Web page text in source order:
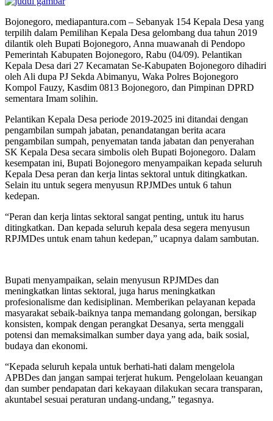
Bojonegoro, mediapantura.com – Sebanyak 154 Kepala Desa yang
terpilih dalam Pemilihan Kepala Desa gelombang dua tahun 2019
dilantik oleh Bupati Bojonegoro, Anna muawanah di Pendopo
Pemerintah Kabupaten Bojonegoro, Rabu (04/09). Pelantikan
Kepala Desa dari 27 Kecamatan Se-Kabupaten Bojonegoro dihadiri
oleh Ali dupa PJ Sekda Abimanyu, Waka Polres Bojonegoro
Kompol Fauzy, Kasdim 0813 Bojonegoro, dan Pimpinan DPRD
sementara Imam solihin.
Pelantikan Kepala Desa periode 2019-2025 ini ditandai dengan
pengambilan sumpah jabatan, penandatangan berita acara
pengambilan sumpah, penyematan tanda jabatan dan penyerahan
SK Kepala Desa secara simbolis oleh Bupati Bojonegoro. Dalam
kesempatan ini, Bupati Bojonegoro menyampaikan kepada seluruh
Kepala Desa peran dan kerja lintas sektoral untuk ditingkatkan.
Selain itu untuk segera menyusun RPJMDes untuk 6 tahun
kedepan.
“Peran dan kerja lintas sektoral sangat penting, untuk itu harus
ditingkatkan. Dan kepada seluruh kepala desa segera menyusun
RPJMDes untuk enam tahun kedepan,” ucapnya dalam sambutan.
Bupati menyampaikan, selain menyusun RPJMDes dan
meningkatkan lintas sektoral, juga harus meningkatkan
profesionalisme dan kedisiplinan. Memberikan pelayanan kepada
masyarakat sebaik-baiknya tanpa memandang golongan, bersikap
konsisten, kompak dengan perangkat Desanya, serta menggali
potensi dan memaksimalkan sumber daya yang ada, baik sosial,
budaya dan ekonomi.
“Kepada seluruh kepala untuk berhati-hati dalam mengelola
APBDes dan jangan sampai terjerat hukum. Pengelolaan keuangan
dan sumber pendapatan dari kekayaan dilakukan secara transparan,
akuntabel sesuai peraturan undang-undang,” tegasnya.